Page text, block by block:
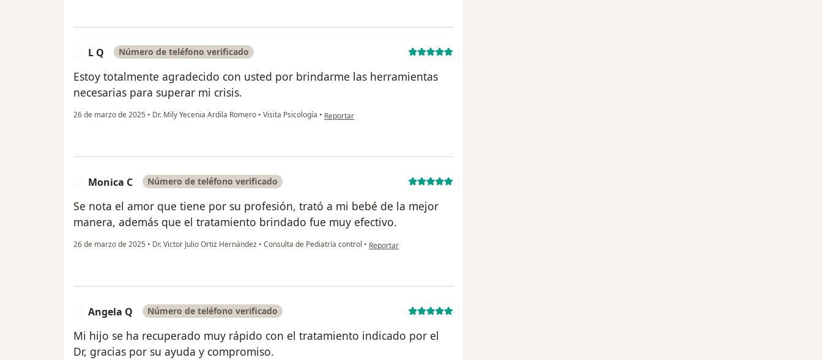
L Q Número de teléfono verificado
Estoy totalmente agradecido con usted por brindarme las herramientas
necesarias para superar mi crisis.
26 de marzo de 2025 • Dr. Mily Yecenia Ardila Romero • Visita Psicología • en opinión del usuario L Q
Reportar
Monica C Número de teléfono verificado
Se nota el amor que tiene por su profesión, trató a mi bebé de la mejor
manera, además que el tratamiento brindado fue muy efectivo.
26 de marzo de 2025 • Dr. Victor Julio Ortiz Hernández • Consulta de Pediatría control • en opinión del usuario Monica C
Reportar
Angela Q Número de teléfono verificado
Mi hijo se ha recuperado muy rápido con el tratamiento indicado por el
Dr, gracias por su ayuda y compromiso.